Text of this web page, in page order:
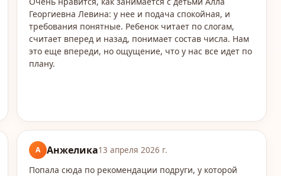
Георгиевна Левина: у нее и подача спокойная, и
требования понятные. Ребенок читает по слогам,
считает вперед и назад, понимает состав числа. Нам
это еще впереди, но ощущение, что у нас все идет по
плану.
А Анжелика13 апреля 2026 г.
Попала сюда по рекомендации подруги, у которой